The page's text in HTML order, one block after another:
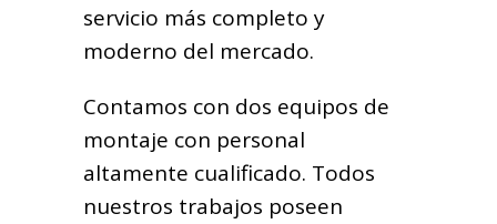
servicio más completo y
moderno del mercado.
Contamos con dos equipos de
montaje con personal
altamente cualificado. Todos
nuestros trabajos poseen